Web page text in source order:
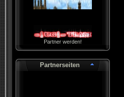
Partner werden!
Partnerseiten